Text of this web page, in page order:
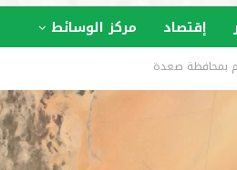
إقتصاد مركز الوسائط
بمحافظة صعدة